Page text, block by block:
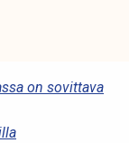
on sovittava